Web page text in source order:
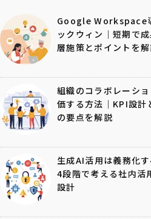
Google Workspace
ックウィン｜短期で
層施策とポイントを
組織のコラボレーシ
価する方法｜KPI設計
の要点を解説
生成AI活用は義務化す
4段階で考える社内活
設計